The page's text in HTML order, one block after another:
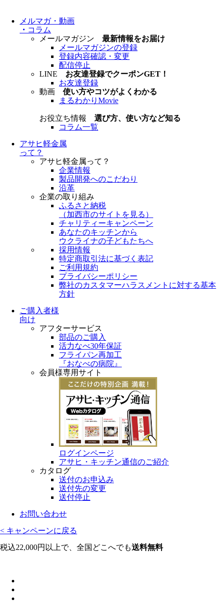
メルマガ・動画
・ コラム
メールマガジン 最新情報をお届け
メールマガジンの登録
登録内容確認・変更
配信停止
LINE お友達登録でクーポンGET！
お友達登録
動画 使い方やコツがよくわかる
まるわかりMovie
お役立ち情報 選び方、使い方など知る
コラム一覧
アサヒ軽金属
って？
アサヒ軽金属って？
企業情報
製品開発へのこだわり
沿革
企業の取り組み
ふるさと納税
（加西市のサイトを見る ）
チャリティーキャンペーン
あなたのキッチンから
ウクライナの子どもたちへ
採用情報
特定商取引法に基づく表記
ご利用規約
プライバシーポリシー
弊社のカスタマーハラスメントに対する基本
方針
ご購入者様
向け
アフターサービス
部品のご購入
活力なべ30年保証
フライパン再加工
『おなべの病院』
会員様専用サイト
ログインページ
アサヒ・キッチン通信のご紹介
カタログ
送付のお申込み
送付先の変更
送付停止
お問い合わせ
< キャンペーンに戻る
税込22,000円以上で、全国どこへでも送料無料